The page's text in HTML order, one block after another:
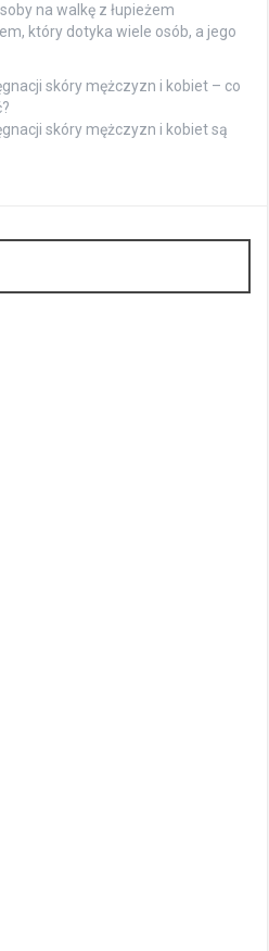
na walkę z łupieżem
który dotyka wiele osób, a jego
skóry mężczyzn i kobiet – co
skóry mężczyzn i kobiet są